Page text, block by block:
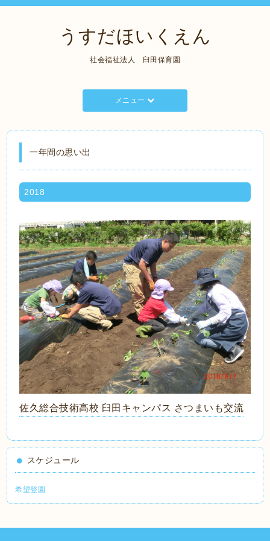
うすだほいくえん
社会福祉法人 臼田保育園
メニュー
一年間の思い出
2018
佐久総合技術高校 臼田キャンパス さつまいも交流
スケジュール
希望登園